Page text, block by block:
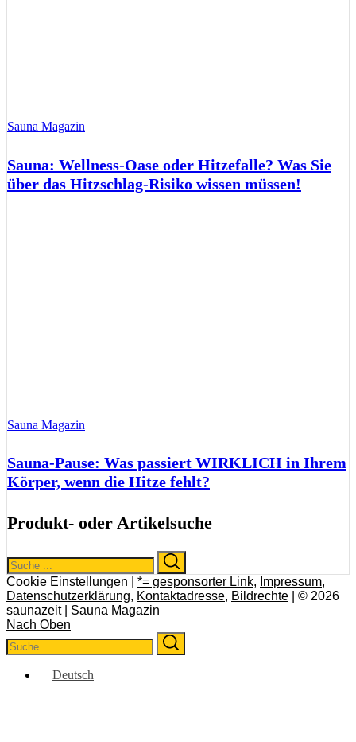
Sauna Magazin
Sauna: Wellness-Oase oder Hitzefalle? Was Sie
über das Hitzschlag-Risiko wissen müssen!
Sauna Magazin
Sauna-Pause: Was passiert WIRKLICH in Ihrem
Körper, wenn die Hitze fehlt?
Produkt- oder Artikelsuche
Search
for:
Cookie Einstellungen | *= gesponsorter Link, Impressum,
Datenschutzerklärung, Kontaktadresse, Bildrechte | © 2026
saunazeit | Sauna Magazin
Nach Oben
Search
for:
Deutsch